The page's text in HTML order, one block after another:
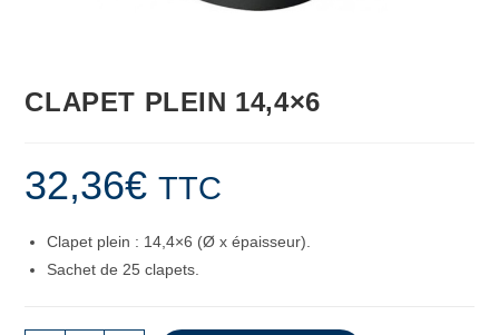
CLAPET PLEIN 14,4×6
32,36€ TTC
Clapet plein : 14,4×6 (Ø x épaisseur).
Sachet de 25 clapets.